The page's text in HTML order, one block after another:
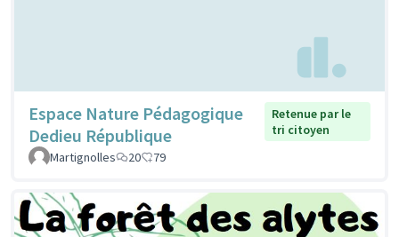
Espace Nature Pédagogique
Dedieu République
Retenue par le
tri citoyen
Martignolles
20 79